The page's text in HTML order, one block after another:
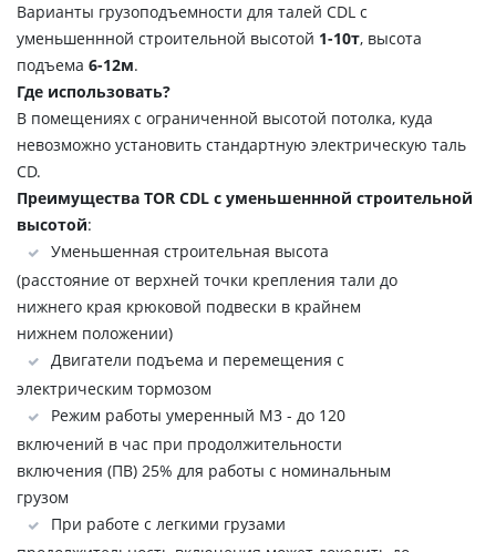
Варианты грузоподъемности для талей CDL с
уменьшеннной строительной высотой 1-10т, высота
подъема 6-12м.
Где использовать?
В помещениях с ограниченной высотой потолка, куда
невозможно установить стандартную электрическую таль
CD.
Преимущества TOR CDL с уменьшеннной строительной
высотой:
Уменьшенная строительная высота
(расстояние от верхней точки крепления тали до
нижнего края крюковой подвески в крайнем
нижнем положении)
Двигатели подъема и перемещения с
электрическим тормозом
Режим работы умеренный М3 - до 120
включений в час при продолжительности
включения (ПВ) 25% для работы с номинальным
грузом
При работе с легкими грузами